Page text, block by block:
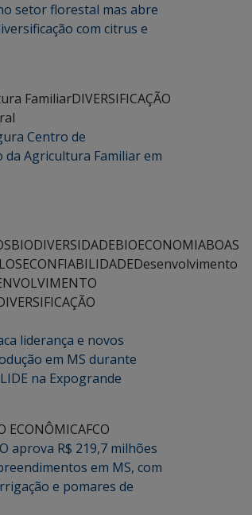
setor florestal mas abre
com citrus e
FamiliarDIVERSIFICAÇÃO
Centro de
da Agricultura Familiar em
BIODIVERSIDADEBIOECONOMIABOAS
CONFIABILIDADEDesenvolvimento
liderança e novos
em MS durante
na Expogrande
ECONÔMICAFCO
aprova R$ 219,7 milhões
em MS, com
e pomares de